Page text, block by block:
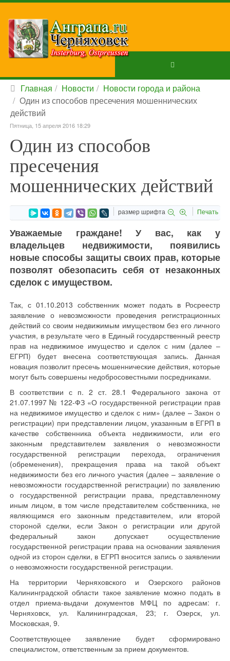
Главная Новости
Новости города и района
Один из способов пресечения мошеннических
действий
Пятница, 15 апреля 2016 18:29
Один из способов
пресечения
мошеннических действий
размер шрифта Печать
Уважаемые граждане! У вас, как у
владельцев недвижимости, появились
новые способы защиты своих прав, которые
позволят обезопасить себя от незаконных
сделок с имуществом.
Так, с 01.10.2013 собственник может подать в Росреестр
заявление о невозможности проведения регистрационных
действий со своим недвижимым имуществом без его личного
участия, в результате чего в Единый государственный реестр
прав на недвижимое имущество и сделок с ним (далее –
ЕГРП) будет внесена соответствующая запись. Данная
новация позволит пресечь мошеннические действия, которые
могут быть совершены недобросовестными посредниками.
В соответствии с п. 2 ст. 28.1 Федерального закона от
21.07.1997 № 122-ФЗ «О государственной регистрации прав
на недвижимое имущество и сделок с ним» (далее – Закон о
регистрации) при представлении лицом, указанным в ЕГРП в
качестве собственника объекта недвижимости, или его
законным представителем заявления о невозможности
государственной регистрации перехода, ограничения
(обременения), прекращения права на такой объект
недвижимости без его личного участия (далее – заявление о
невозможности государственной регистрации) по заявлению
о государственной регистрации права, представленному
иным лицом, в том числе представителем собственника, не
являющимся его законным представителем, или второй
стороной сделки, если Закон о регистрации или другой
федеральный закон допускает осуществление
государственной регистрации права на основании заявления
одной из сторон сделки, в ЕГРП вносится запись о заявлении
о невозможности государственной регистрации.
На территории Черняховского и Озерского районов
Калининградской области такое заявление можно подать в
отдел приема-выдачи документов МФЦ по адресам: г.
Черняховск, ул. Калининградская, 23; г. Озерск, ул.
Московская, 9.
Соответствующее заявление будет сформировано
специалистом, ответственным за прием документов.